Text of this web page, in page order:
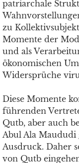
patriarchale
zu
Momente der
und als
ökonomischen
Widersprüche
Diese Momente
führenden
Qutb, aber auch
Abul Ala
Ausdruck. Daher
von Qutb